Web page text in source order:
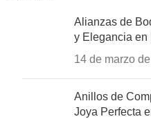
Alianzas de
y Elegancia
14 de marzo
Anillos de
Joya Perfecta